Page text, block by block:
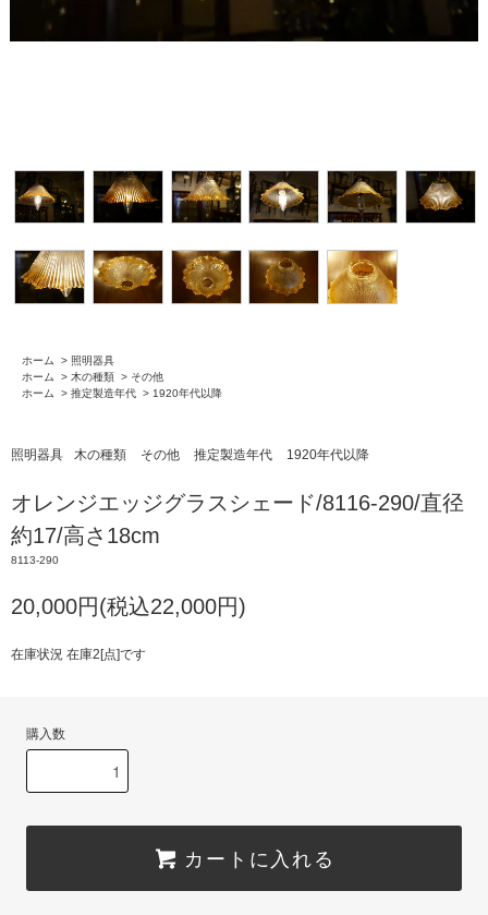
ホーム > 照明器具
ホーム
> 木の種類 > その他
ホーム
> 推定製造年代 > 1920年代以降
照明器具 木の種類 その他 推定製造年代 1920年代以降
オレンジエッジグラスシェード/8116-290/直径
約17/高さ18cm
8113-290
20,000円(税込22,000円)
在庫状況 在庫2[点]です
購入数
カートに入れる